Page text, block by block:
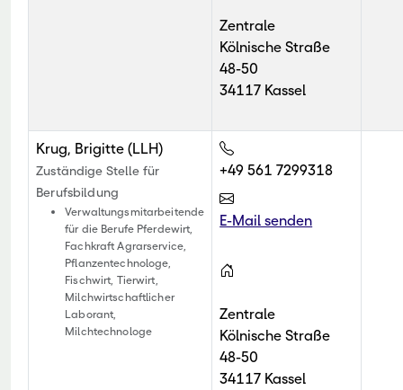
Zentrale
Kölnische Straße
48-50
34117 Kassel
Krug, Brigitte (LLH)
Zuständige Stelle für
Berufsbildung
Verwaltungsmitarbeitende
für die Berufe Pferdewirt,
Fachkraft Agrarservice,
Pflanzentechnologe,
Fischwirt, Tierwirt,
Milchwirtschaftlicher
Laborant,
Milchtechnologe
+49 561 7299318
E-Mail senden
Zentrale
Kölnische Straße
48-50
34117 Kassel